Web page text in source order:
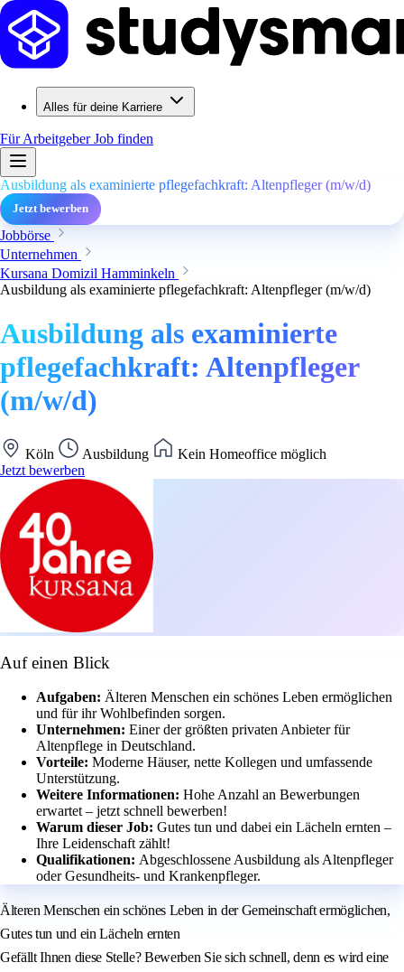
Alles für deine Karriere
Für ArbeitgeberJob finden
Ausbildung als examinierte pflegefachkraft: Altenpfleger (m/w/d)
Jetzt bewerben
Jobbörse
Unternehmen
Kursana Domizil Hamminkeln
Ausbildung als examinierte pflegefachkraft: Altenpfleger (m/w/d)
Ausbildung als examinierte
pflegefachkraft: Altenpfleger
(m/w/d)
Köln Ausbildung
Kein Homeoffice möglich
Jetzt bewerben
Auf einen Blick
Aufgaben: Älteren Menschen ein schönes Leben ermöglichen
und für ihr Wohlbefinden sorgen.
Unternehmen: Einer der größten privaten Anbieter für
Altenpflege in Deutschland.
Vorteile: Moderne Häuser, nette Kollegen und umfassende
Unterstützung.
Weitere Informationen: Hohe Anzahl an Bewerbungen
erwartet – jetzt schnell bewerben!
Warum dieser Job: Gutes tun und dabei ein Lächeln ernten –
Ihre Leidenschaft zählt!
Qualifikationen: Abgeschlossene Ausbildung als Altenpfleger
oder Gesundheits- und Krankenpfleger.
Älteren Menschen ein schönes Leben in der Gemeinschaft ermöglichen,
Gutes tun und ein Lächeln ernten
Gefällt Ihnen diese Stelle? Bewerben Sie sich schnell, denn es wird eine